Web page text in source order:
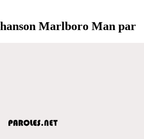
Marlboro Man par